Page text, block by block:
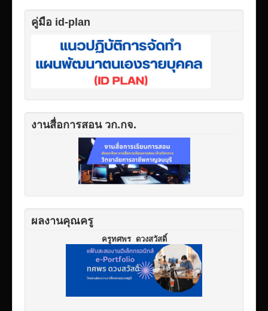
คู่มือ id-plan
งานสื่อการสอน วก.กจ.
ผลงานคุณครู
ครูทศพร ดวงสวัสดิ์